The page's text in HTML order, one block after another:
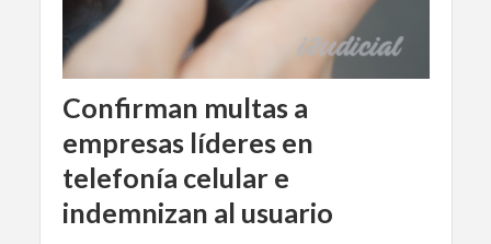
Confirman multas a
empresas líderes en
telefonía celular e
indemnizan al usuario